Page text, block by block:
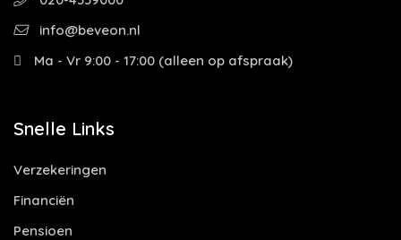
info@beveon.nl
Ma - Vr 9:00 - 17:00 (alleen op afspraak)
Snelle Links
Verzekeringen
Financiën
Pensioen